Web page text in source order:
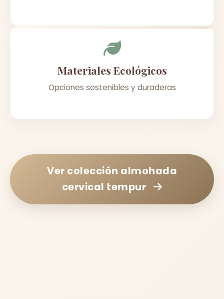
Materiales Ecológicos
Opciones sostenibles y duraderas
Ver colección almohada
cervical tempur